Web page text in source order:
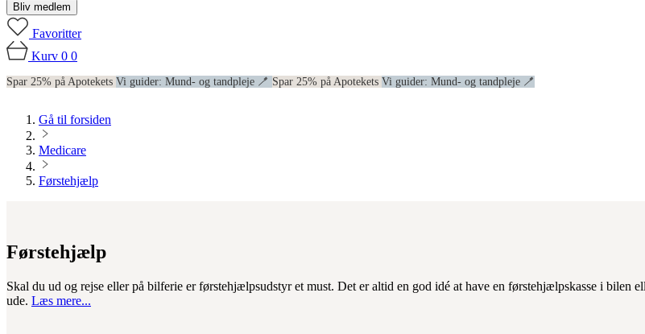
Bliv medlem
Favoritter
Kurv 0 0
Spar 25% på Apotekets Vi guider: Mund- og tandpleje 🪥 Spar 25% på Apotekets Vi guider: Mund- og tandpleje 🪥
Gå til forsiden
Medicare
Førstehjælp
Førstehjælp
Skal du ud og rejse eller på bilferie er førstehjælpsudstyr et must. Det er altid en god idé at have en førstehjælpskasse i bilen
ude. Læs mere...